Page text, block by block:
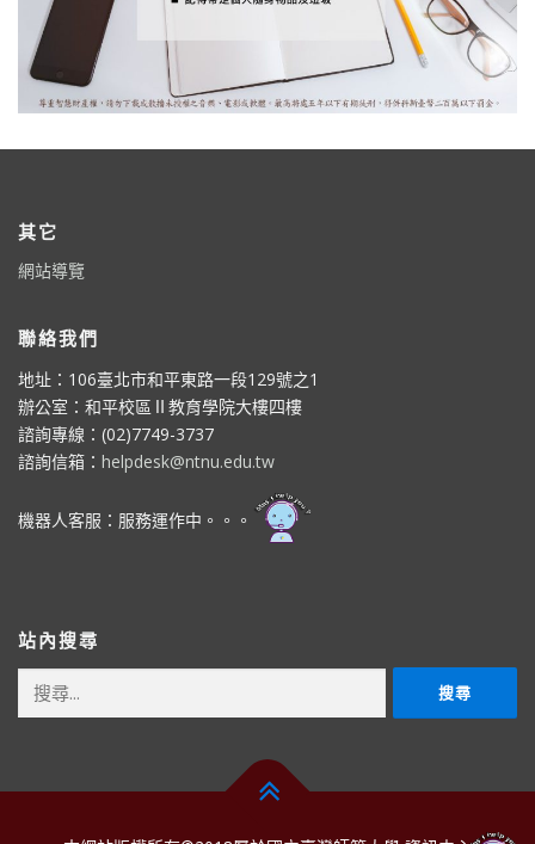
其它
網站導覽
聯絡我們
地址：106臺北市和平東路一段129號之1
辦公室：和平校區Ⅱ教育學院大樓四樓
諮詢專線：(02)7749-3737
諮詢信箱： helpdesk@ntnu.edu.tw
機器人客服：服務運作中。。。
站內搜尋
字: